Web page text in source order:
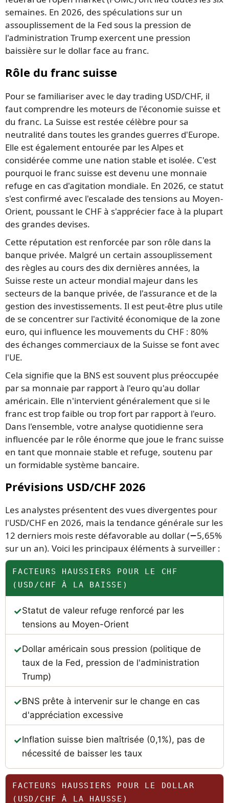
semaines. En 2026, des spéculations sur un
assouplissement de la Fed sous la pression de
l'administration Trump exercent une pression
baissière sur le dollar face au franc.
Rôle du franc suisse
Pour se familiariser avec le day trading USD/CHF, il
faut comprendre les moteurs de l'économie suisse et
du franc. La Suisse est restée célèbre pour sa
neutralité dans toutes les grandes guerres d'Europe.
Elle est également entourée par les Alpes et
considérée comme une nation stable et isolée. C'est
pourquoi le franc suisse est devenu une monnaie
refuge en cas d'agitation mondiale. En 2026, ce statut
s'est confirmé avec l'escalade des tensions au Moyen-
Orient, poussant le CHF à s'apprécier face à la plupart
des grandes devises.
Cette réputation est renforcée par son rôle dans la
banque privée. Malgré un certain assouplissement
des règles au cours des dix dernières années, la
Suisse reste un acteur mondial majeur dans les
secteurs de la banque privée, de l'assurance et de la
gestion des investissements. Il est peut-être plus utile
de se concentrer sur l'activité économique de la zone
euro, qui influence les mouvements du CHF : 80%
des échanges commerciaux de la Suisse se font avec
l'UE.
Cela signifie que la BNS est souvent plus préoccupée
par sa monnaie par rapport à l'euro qu'au dollar
américain. Elle n'intervient généralement que si le
franc est trop faible ou trop fort par rapport à l'euro.
Dans l'ensemble, votre analyse quotidienne sera
influencée par le rôle énorme que joue le franc suisse
en tant que monnaie stable et refuge, soutenu par
un formidable système bancaire.
Prévisions USD/CHF 2026
Les analystes présentent des vues divergentes pour
l'USD/CHF en 2026, mais la tendance générale sur les
12 derniers mois reste défavorable au dollar (−5,65%
sur un an). Voici les principaux éléments à surveiller :
FACTEURS HAUSSIERS POUR LE CHF
(USD/CHF À LA BAISSE)
Statut de valeur refuge renforcé par les
tensions au Moyen-Orient
Dollar américain sous pression (politique de
taux de la Fed, pression de l'administration
Trump)
BNS prête à intervenir sur le change en cas
d'appréciation excessive
Inflation suisse bien maîtrisée (0,1%), pas de
nécessité de baisser les taux
FACTEURS HAUSSIERS POUR LE DOLLAR
(USD/CHF À LA HAUSSE)